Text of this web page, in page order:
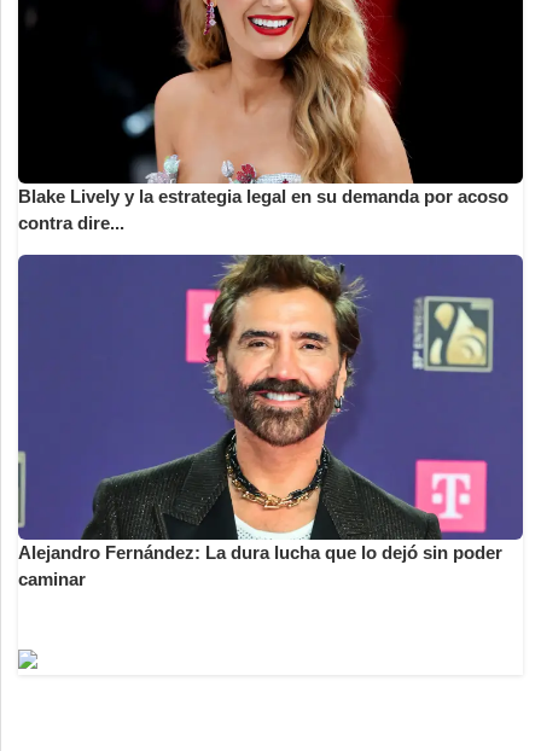
Blake Lively y la estrategia legal en su demanda por acoso
contra dire...
Alejandro Fernández: La dura lucha que lo dejó sin poder
caminar